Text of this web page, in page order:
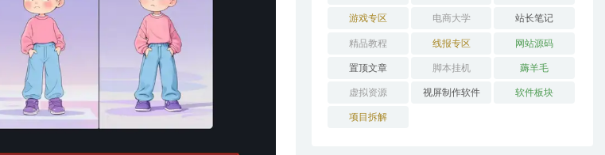
游戏专区 电商大学 站长笔记
精品教程 线报专区 网站源码
置顶文章 脚本挂机 薅羊毛
虚拟资源 视屏制作软件 软件板块
项目拆解